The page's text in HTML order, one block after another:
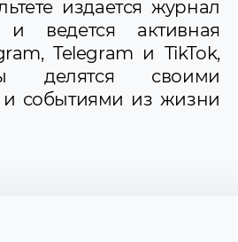
издается журнал
и ведется активная
Telegram и TikTok,
делятся своими
событиями из жизни